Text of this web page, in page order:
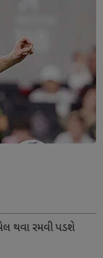
થવા રમવી પડશે